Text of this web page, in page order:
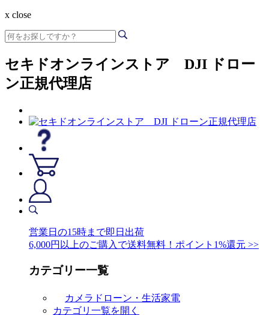
x close
セキドオンラインストア DJI ドロー
ン正規代理店
営業日の15時まで即日出荷
6,000円以上のご購入で送料無料！ポイント1%還元 >>
カテゴリー一覧
カメラドローン・生活家電
カテゴリ一覧を開く